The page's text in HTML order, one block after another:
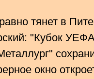
тянет в
"Кубок
окно